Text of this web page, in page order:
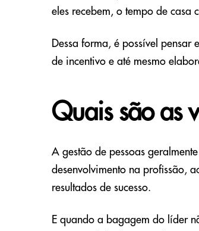
eles recebem, o tempo de casa
Dessa forma, é possível
de incentivo e até mesmo
Quais são as
A gestão de pessoas
desenvolvimento na profissão,
resultados de sucesso.
E quando a bagagem do líder